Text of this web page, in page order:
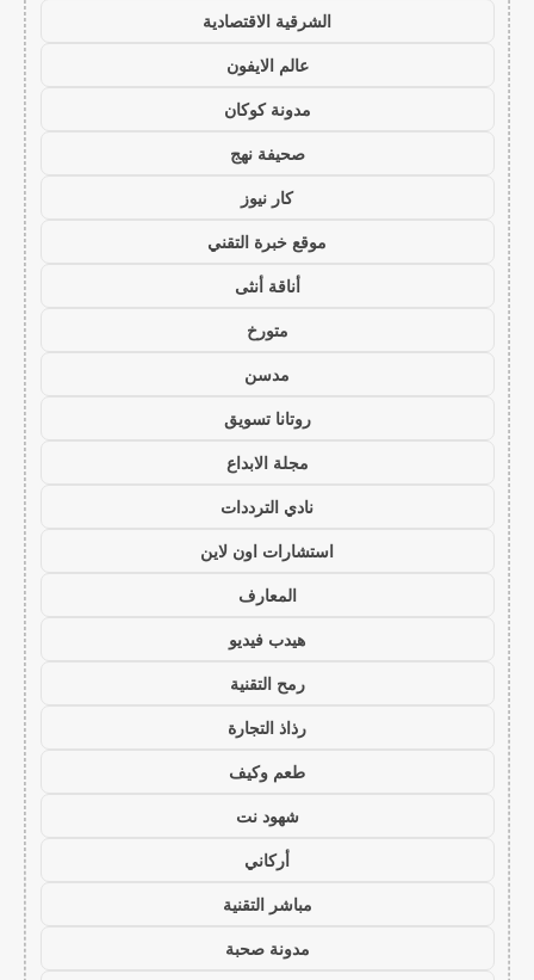
الشرقية الاقتصادية
عالم الايفون
مدونة كوكان
صحيفة نهج
كار نيوز
موقع خبرة التقني
أناقة أنثى
متورخ
مدسن
روتانا تسويق
مجلة الابداع
نادي الترددات
استشارات اون لاين
المعارف
هيدب فيديو
رمح التقنية
رذاذ التجارة
طعم وكيف
شهود نت
أركاني
مباشر التقنية
مدونة صحبة